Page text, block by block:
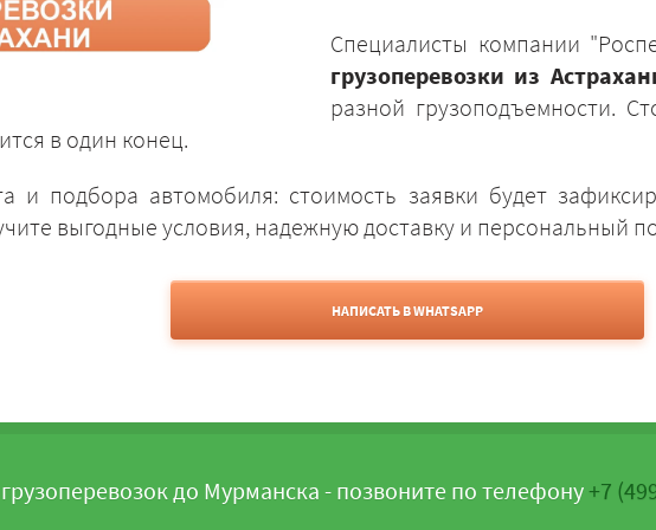
Специалисты компании
грузоперевозки из
разной грузоподъемности.
в один конец.
и подбора автомобиля: стоимость заявки будет
выгодные условия, надежную доставку и персональный
НАПИСАТЬ В WHATSAPP
до Мурманска - позвоните по телефону+7